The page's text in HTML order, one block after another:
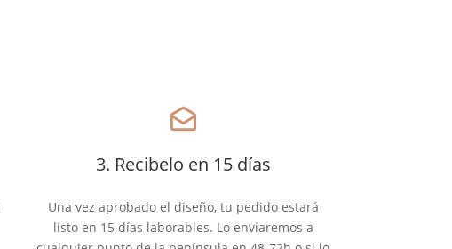
drafts
3. Recibelo en 15 días
Una vez aprobado el diseño, tu pedido estará
listo en 15 días laborables. Lo enviaremos a